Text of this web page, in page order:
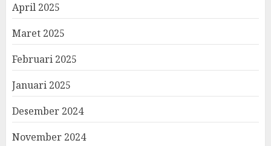
April 2025
Maret 2025
Februari 2025
Januari 2025
Desember 2024
November 2024